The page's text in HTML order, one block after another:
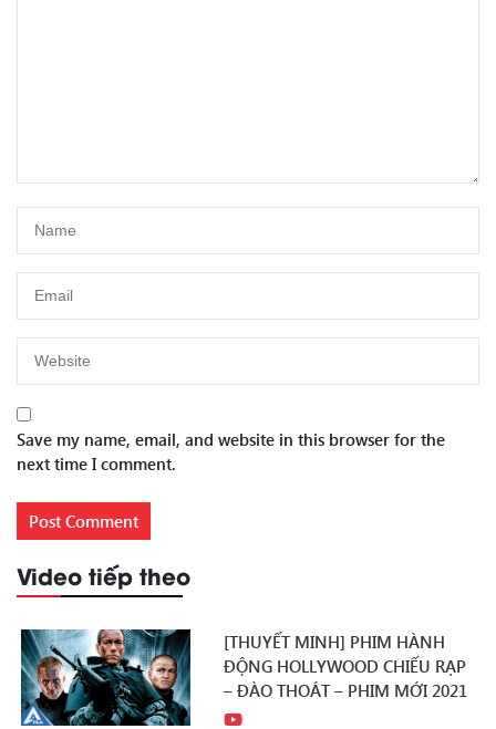
Save my name, email, and website in this browser for the
next time I comment.
Video tiếp theo
[THUYẾT MINH] PHIM HÀNH
ĐỘNG HOLLYWOOD CHIẾU RẠP
– ĐÀO THOÁT – PHIM MỚI 2021